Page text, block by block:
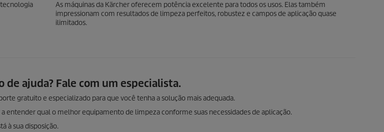
As máquinas da Kärcher oferecem potência excelente para todos os usos. Elas também
impressionam com resultados de limpeza perfeitos, robustez e campos de aplicação quase
ilimitados.
de ajuda? Fale com um especialista.
gratuito e especializado para que você tenha a solução mais adequada.
a entender qual o melhor equipamento de limpeza conforme suas necessidades de aplicação.
à sua disposição.